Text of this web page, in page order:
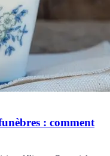
: comment